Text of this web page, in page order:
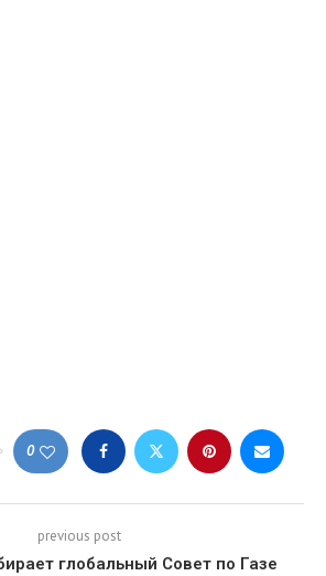
0
previous post
глобальный Совет по Газе